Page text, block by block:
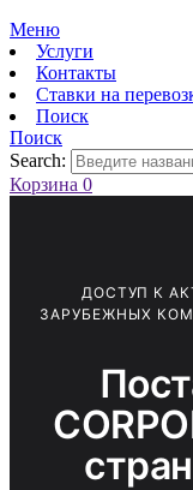
Меню
Услуги
Контакты
Ставки на
Поиск
Поиск
Search:
Корзина 0
ДОСТУП К
ЗАРУБЕЖНЫХ